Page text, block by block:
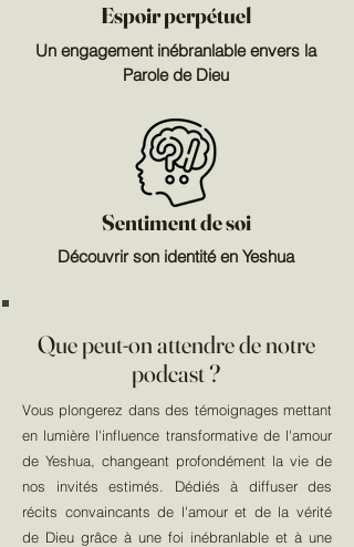
Espoir perpétuel
Un engagement inébranlable envers la
Parole de Dieu
Sentiment de soi
Découvrir son identité en Yeshua
Que peut-on attendre de notre
podcast ?
Vous plongerez dans des témoignages mettant
en lumière l'influence transformative de l'amour
de Yeshua, changeant profondément la vie de
nos invités estimés. Dédiés à diffuser des
récits convaincants de l'amour et de la vérité
de Dieu grâce à une foi inébranlable et à une